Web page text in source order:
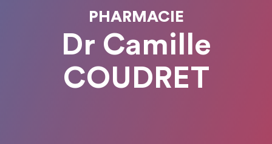
PHARMACIE
Dr Camille
COUDRET